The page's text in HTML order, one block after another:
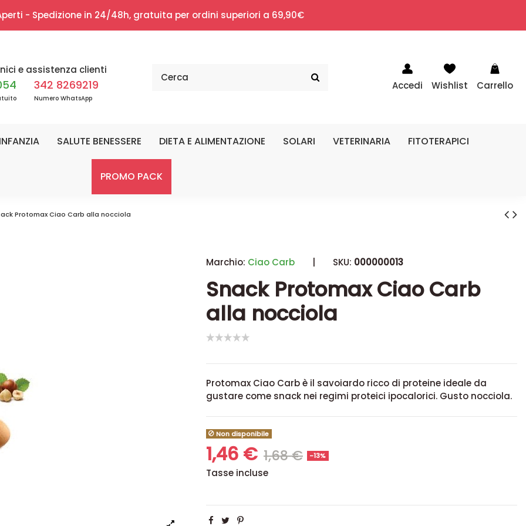
- Spedizione in 24/48h, gratuita per ordini superiori a 69,90€
e assistenza clienti
342 8269219
Numero WhatsApp
Accedi Wishlist Carrello
SALUTE BENESSERE DIETA E ALIMENTAZIONE SOLARI VETERINARIA FITOTERAPICI
PROMO PACK
Protomax Ciao Carb alla nocciola
Marchio: Ciao Carb | SKU: 000000013
Snack Protomax Ciao Carb
alla nocciola
Protomax Ciao Carb è il savoiardo ricco di proteine ideale da
gustare come snack nei regimi proteici ipocalorici. Gusto nocciola.
Non disponibile
1,46 € 1,68 € -13%
Tasse incluse